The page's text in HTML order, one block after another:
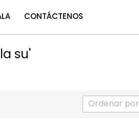
CONTÁCTENOS
su'
Ordenar por